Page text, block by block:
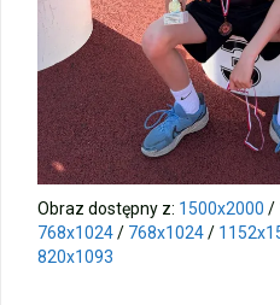
Ósme miejsce w
Nasi lekkoatleci w
Obraz dostępny z: 1500x2000 /
768x1024/ 768x1024/
820x1093